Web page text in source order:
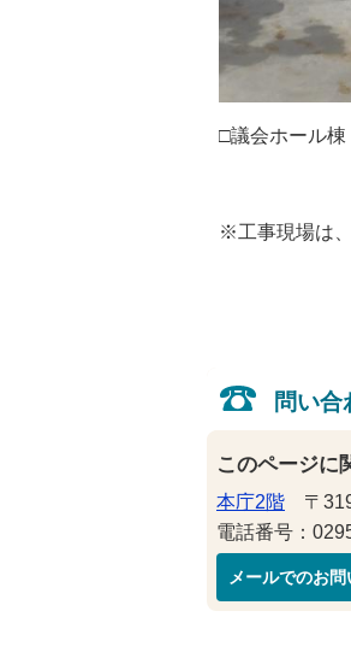
□議会ホー
※工事現場は
問い合
このページに
本庁2階 〒
電話番号：
メールでのお